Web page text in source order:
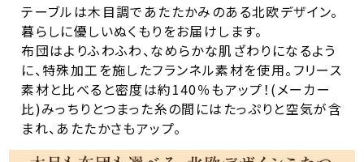
テーブルは木目調であたたかみのある北欧デザイン。
暮らしに優しいぬくもりをお届けします。
布団はよりふわふわ、なめらかな肌ざわりになるよう
に、特殊加工を施したフランネル素材を使用。フリース
素材と比べると密度は約140％もアップ！(メーカー
比)みっちりとつまった糸の間にはたっぷりと空気が含
まれ、あたたかさもアップ。